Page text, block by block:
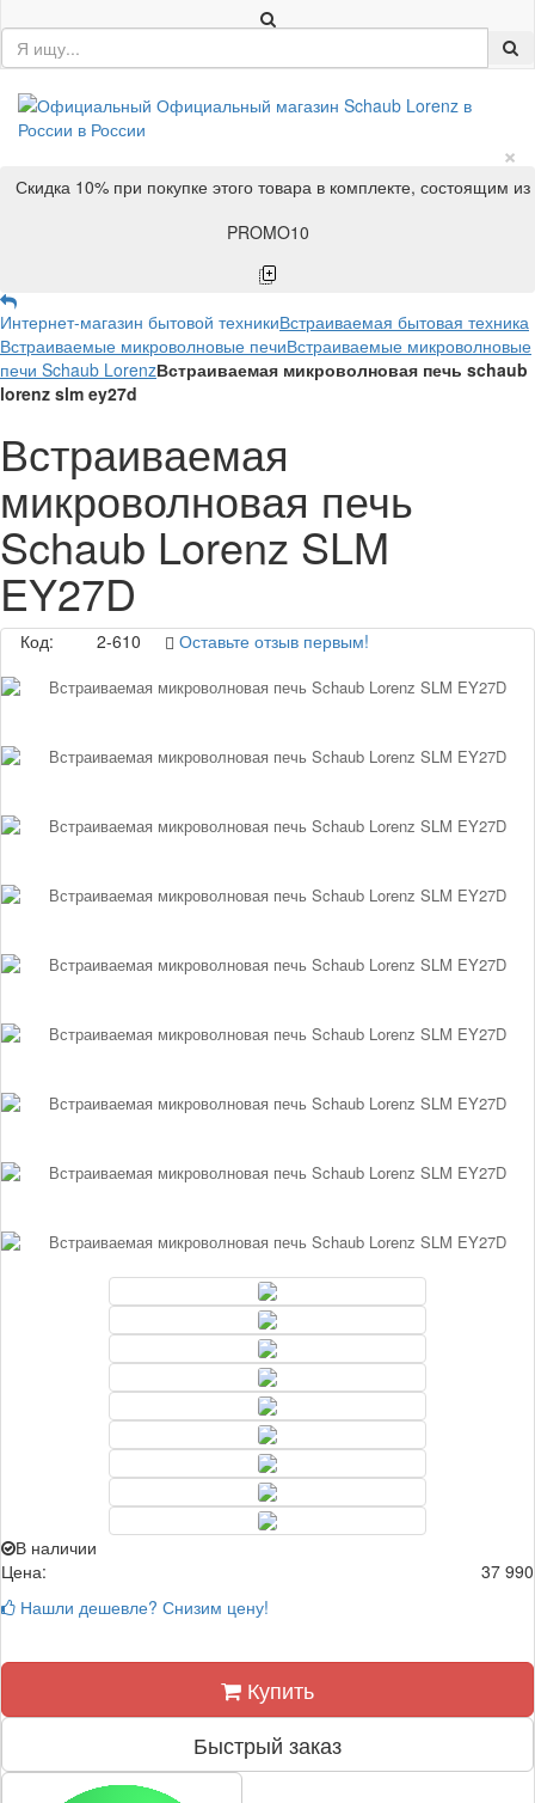
×
Скидка 10% при покупке этого товара в комплекте, состоящим
PROMO10
Интернет-магазин бытовой техникиВстраиваемая бытовая техника
Встраиваемые микроволновые печиВстраиваемые микроволновые
печи Schaub LorenzВстраиваемая микроволновая печь schaub
lorenz slm ey27d
Встраиваемая
микроволновая печь
Schaub Lorenz SLM
EY27D
Код: 2-610 Оставьте отзыв первым!
В наличии
Цена:
37 990
Нашли дешевле? Снизим цену!
Купить
Быстрый заказ